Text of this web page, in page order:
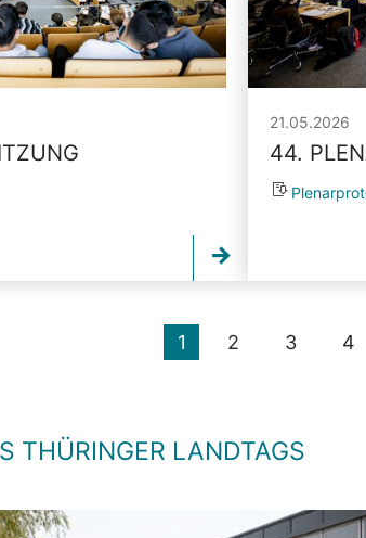
21.05.2026
44.
1 2 3 4
THÜRINGER LANDTAGS